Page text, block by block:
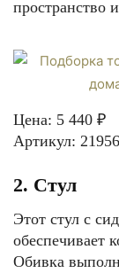
пространство
Цена: 5 440 ₽
Артикул:
2. Стул
Этот стул с
обеспечивает
Обивка